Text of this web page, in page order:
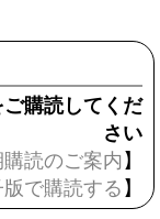
購読してくだ
さい
購読のご案内 】
版で購読する 】